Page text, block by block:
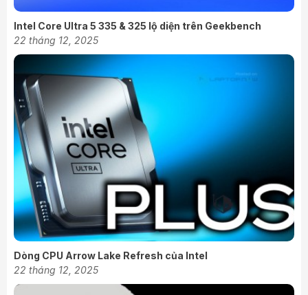
Intel Core Ultra 5 335 & 325 lộ diện trên Geekbench
22 tháng 12, 2025
Dòng CPU Arrow Lake Refresh của Intel
22 tháng 12, 2025